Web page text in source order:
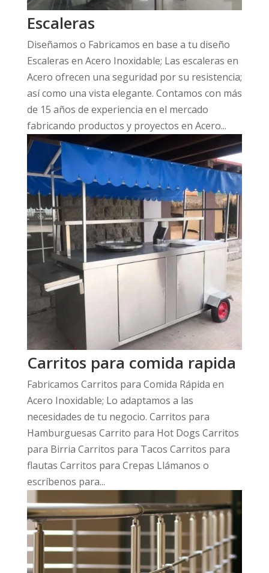
Escaleras
Diseñamos o Fabricamos en base a tu diseño
Escaleras en Acero Inoxidable; Las escaleras en
Acero ofrecen una seguridad por su resistencia;
así como una vista elegante. Contamos con más
de 15 años de experiencia en el mercado
fabricando productos y proyectos en Acero...
Carritos para comida rapida
Fabricamos Carritos para Comida Rápida en
Acero Inoxidable; Lo adaptamos a las
necesidades de tu negocio. Carritos para
Hamburguesas Carrito para Hot Dogs Carritos
para Birria Carritos para Tacos Carritos para
flautas Carritos para Crepas Llámanos o
escríbenos para...